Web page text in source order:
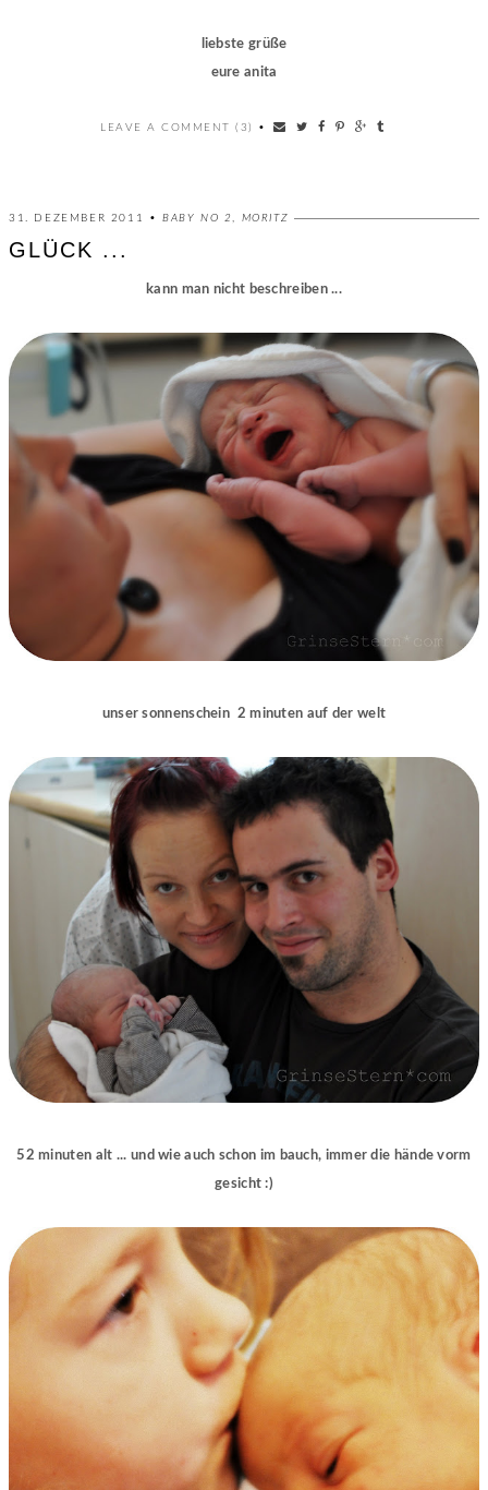
liebste grüße
eure anita
LEAVE A COMMENT (3) •
31. DEZEMBER 2011 • BABY NO 2, MORITZ
GLÜCK ...
kann man nicht beschreiben ...
unser sonnenschein 2 minuten auf der welt
52 minuten alt ... und wie auch schon im bauch, immer die hände vorm
gesicht :)